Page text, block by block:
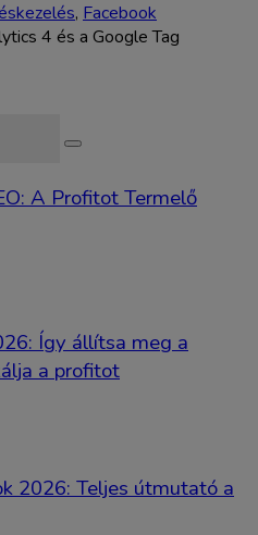
, Facebook
4 és a Google Tag
A Profitot Termelő
Így állítsa meg a
a profitot
2026: Teljes útmutató a